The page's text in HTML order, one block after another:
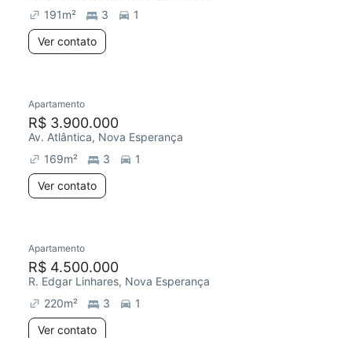
191m² 3
1
Ver contato
Redecorar
Apartamento
R$ 3.900.000
Av. Atlântica, Nova Esperança
169m² 3
1
Ver contato
Apartamento
R$ 4.500.000
R. Edgar Linhares, Nova Esperança
220m² 3
1
Ver contato